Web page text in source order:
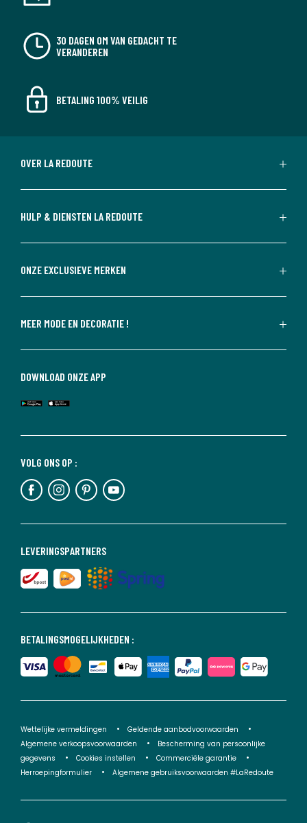
30 DAGEN OM VAN GEDACHT TE
VERANDEREN
BETALING 100% VEILIG
OVER LA REDOUTE
HULP & DIENSTEN LA REDOUTE
ONZE EXCLUSIEVE MERKEN
MEER MODE EN DECORATIE !
BETALINGSMOGELIJKHEDEN :
LEVERINGSPARTNERS
VOLG ONS OP :
DOWNLOAD ONZE APP
Wettelijke vermeldingen
Geldende aanbodvoorwaarden
Algemene verkoopsvoorwaarden
Bescherming van persoonlijke
gegevens
Cookies instellen
Commerciële garantie
Herroepingformulier
Algemene gebruiksvoorwaarden #LaRedoute